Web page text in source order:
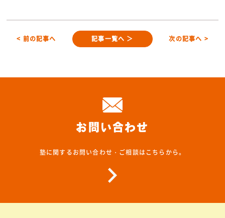
< 前の記事へ 記事一覧へ ＞ 次の記事へ >
お問い合わせ
塾に関するお問い合わせ・ご相談はこちらから。